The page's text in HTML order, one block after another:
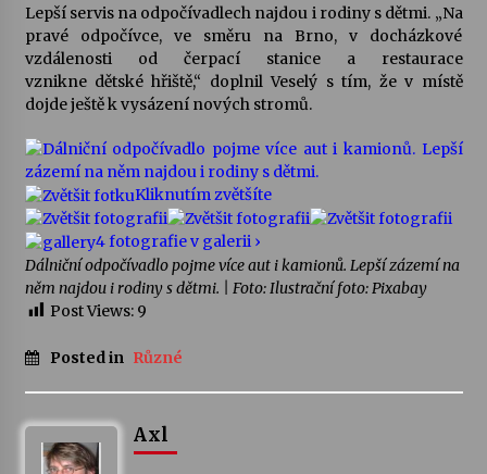
Lepší servis na odpočívadlech najdou i rodiny s dětmi. „Na
pravé odpočívce, ve směru na Brno, v docház­kové
vzdálenosti od čerpací stanice a restaurace
vznikne dětské hřiště,“ doplnil Veselý s tím, že v místě
dojde ještě k vysázení nových stromů.
Kliknutím zvětšíte
4 fotografie v galerii ›
Dálniční odpočívadlo pojme více aut i kamionů. Lepší zázemí na
něm najdou i rodiny s dětmi.
| Foto: Ilustrační foto: Pixabay
Post Views: 9
Posted in Různé
Axl